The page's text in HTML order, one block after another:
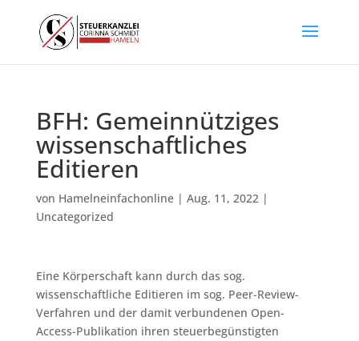
BFH: Gemeinnütziges
wissenschaftliches
Editieren
von Hamelneinfachonline| Aug. 11, 2022|
Uncategorized
Eine Körperschaft kann durch das sog.
wissenschaftliche Editieren im sog. Peer-Review-
Verfahren und der damit verbundenen Open-
Access-Publikation ihren steuerbegünstigten